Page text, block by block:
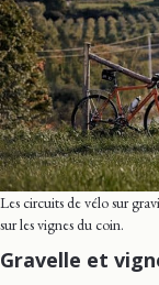
Les circuits de vélo sur
sur les vignes du coin.
Gravelle et